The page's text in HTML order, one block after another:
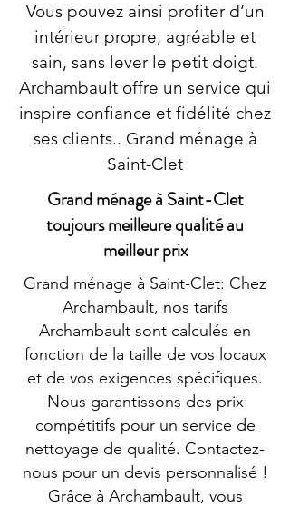
Vous pouvez ainsi profiter d’un
intérieur propre, agréable et
sain, sans lever le petit doigt.
Archambault offre un service qui
inspire confiance et fidélité chez
ses clients.. Grand ménage à
Saint-Clet
Grand ménage à Saint-Clet
toujours meilleure qualité au
meilleur prix
Grand ménage à Saint-Clet: Chez
Archambault, nos tarifs
Archambault sont calculés en
fonction de la taille de vos locaux
et de vos exigences spécifiques.
Nous garantissons des prix
compétitifs pour un service de
nettoyage de qualité. Contactez-
nous pour un devis personnalisé !
Grâce à Archambault, vous